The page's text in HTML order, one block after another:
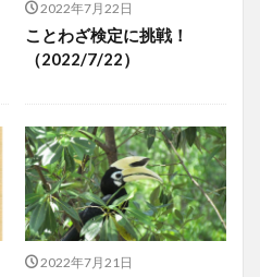
2022年7月22日
ことわざ検定に挑戦！
（2022/7/22）
2022年7月21日